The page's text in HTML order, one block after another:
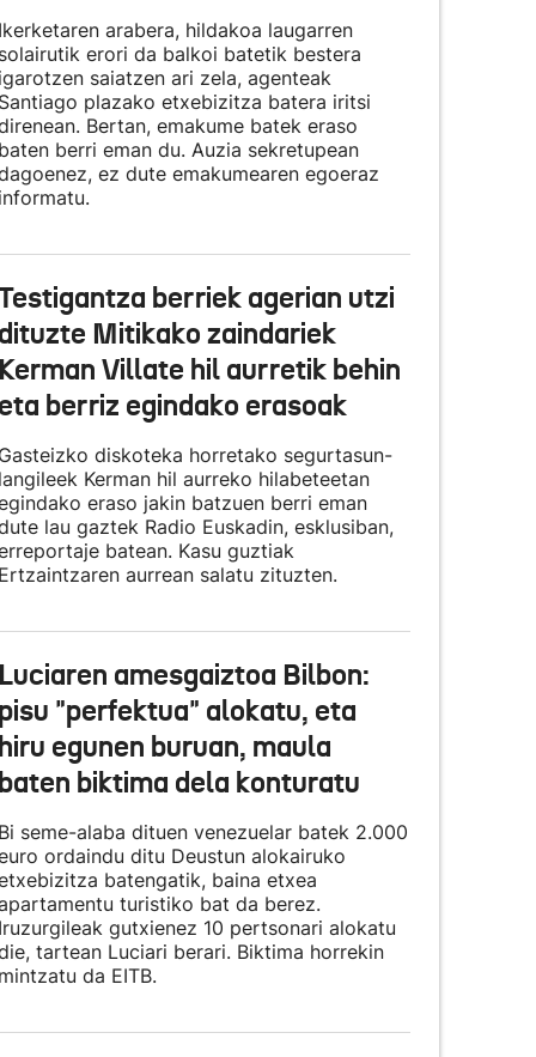
arabera, hildakoa laugarren
erori da balkoi batetik bestera
saiatzen ari zela, agenteak
plazako etxebizitza batera iritsi
Bertan, emakume batek eraso
berri eman du. Auzia sekretupean
ez dute emakumearen egoeraz
berriek agerian utzi
Mitikako zaindariek
Villate hil aurretik behin
berriz egindako erasoak
diskoteka horretako segurtasun-
Kerman hil aurreko hilabeteetan
eraso jakin batzuen berri eman
lau gaztek Radio Euskadin, esklusiban,
batean. Kasu guztiak
aurrean salatu zituzten.
amesgaiztoa Bilbon:
"perfektua" alokatu, eta
egunen buruan, maula
biktima dela konturatu
seme-alaba dituen venezuelar batek 2.000
ordaindu ditu Deustun alokairuko
batengatik, baina etxea
turistiko bat da berez.
gutxienez 10 pertsonari alokatu
tartean Luciari berari. Biktima horrekin
da EITB.